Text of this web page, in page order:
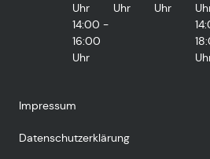
Uhr
14:00 -
16:00
Uhr
Uhr
Uhr
Impressum
Datenschutzerklärung